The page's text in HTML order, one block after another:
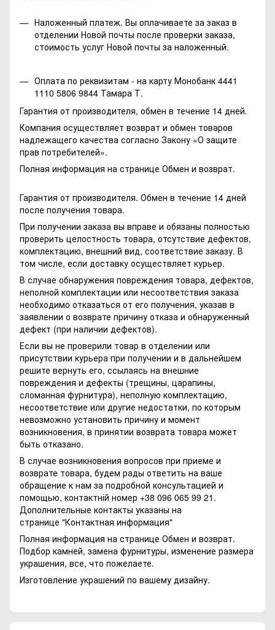
Наложенный платеж. Вы оплачиваете за заказ в
отделении Новой почты после проверки заказа,
стоимость услуг Новой почты за наложенный.
Оплата по реквизитам - на карту Монобанк 4441
1110 5806 9844 Тамара Т.
Гарантия от производителя, обмен в течение 14 дней.
Компания осуществляет возврат и обмен товаров
надлежащего качества согласно Закону «О защите
прав потребителей».
Полная информация на странице Обмен и возврат.
Гарантия от производителя. Обмен в течение 14 дней
после получения товара.
При получении заказа вы вправе и обязаны полностью
проверить целостность товара, отсутствие дефектов,
комплектацию, внешний вид, соответствие заказу. В
том числе, если доставку осуществляет курьер.
В случае обнаружения повреждения товара, дефектов,
неполной комплектации или несоответствия заказа
необходимо отказаться от его получения, указав в
заявлении о возврате причину отказа и обнаруженный
дефект (при наличии дефектов).
Если вы не проверили товар в отделении или
присутствии курьера при получении и в дальнейшем
решите вернуть его, ссылаясь на внешние
повреждения и дефекты (трещины, царапины,
сломанная фурнитура), неполную комплектацию,
несоответствие или другие недостатки, по которым
невозможно установить причину и момент
возникновения, в принятии возврата товара может
быть отказано.
В случае возникновения вопросов при приеме и
возврате товара, будем рады ответить на ваше
обращение к нам за подробной консультацией и
помощью, контактній номер +38 096 065 99 21.
Дополнительные контакты указаны на
странице "Контактная информация"
Полная информация на странице Обмен и возврат.
Подбор камней, замена фурнитуры, изменение размера
украшения, все, что пожелаете.
Изготовление украшений по вашему дизайну.